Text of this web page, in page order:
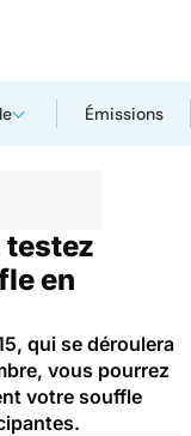
Émissions
testez
en
qui se déroulera
vous pourrez
votre souffle